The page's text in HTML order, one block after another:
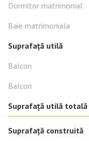
Dormitor matrimonial
Baie matrimoniala
Suprafață utilă
Balcon
Balcon
Suprafață utilă totală
Suprafaţă construită